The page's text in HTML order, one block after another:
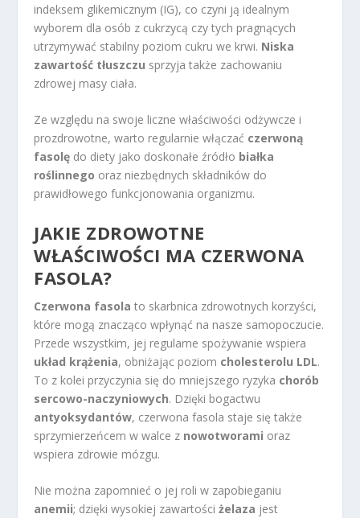
indeksem glikemicznym (IG), co czyni ją idealnym
wyborem dla osób z cukrzycą czy tych pragnących
utrzymywać stabilny poziom cukru we krwi. Niska
zawartość tłuszczu sprzyja także zachowaniu
zdrowej masy ciała.
Ze względu na swoje liczne właściwości odżywcze i
prozdrowotne, warto regularnie włączać czerwoną
fasolę do diety jako doskonałe źródło białka
roślinnego oraz niezbędnych składników do
prawidłowego funkcjonowania organizmu.
JAKIE ZDROWOTNE
WŁAŚCIWOŚCI MA CZERWONA
FASOLA?
Czerwona fasola to skarbnica zdrowotnych korzyści,
które mogą znacząco wpłynąć na nasze samopoczucie.
Przede wszystkim, jej regularne spożywanie wspiera
układ krążenia, obniżając poziom cholesterolu LDL.
To z kolei przyczynia się do mniejszego ryzyka chorób
sercowo-naczyniowych. Dzięki bogactwu
antyoksydantów, czerwona fasola staje się także
sprzymierzeńcem w walce z nowotworami oraz
wspiera zdrowie mózgu.
Nie można zapomnieć o jej roli w zapobieganiu
anemii; dzięki wysokiej zawartościżelaza jest